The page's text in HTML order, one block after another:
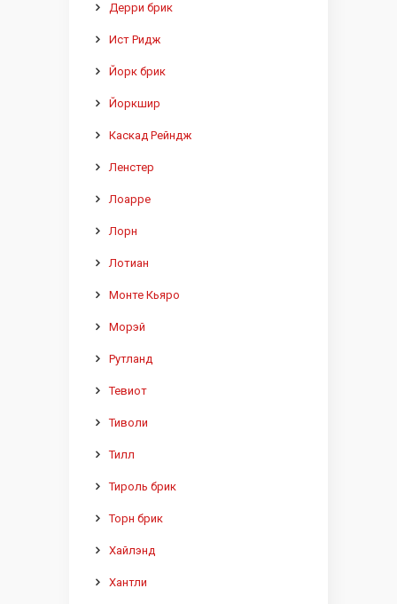
Дерри брик
Ист Ридж
Йорк брик
Йоркшир
Каскад Рейндж
Ленстер
Лоарре
Лорн
Лотиан
Монте Кьяро
Морэй
Рутланд
Тевиот
Тиволи
Тилл
Тироль брик
Торн брик
Хайлэнд
Хантли